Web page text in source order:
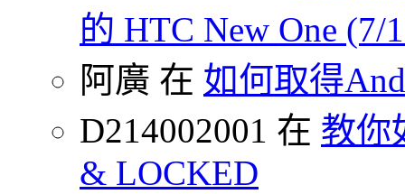
的 HTC New One (7/
阿廣 在 如何取得
D214002001 在 教你
& LOCKED